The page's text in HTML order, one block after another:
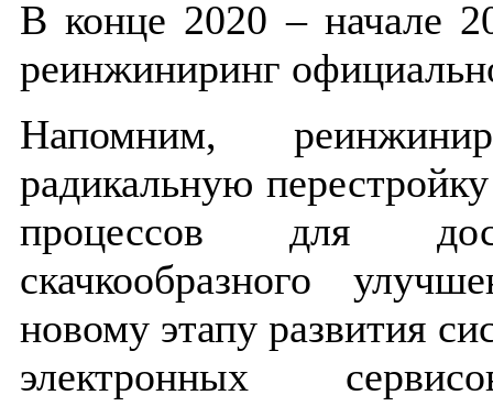
В конце 2020 – начале
реинжиниринг
Напомним,
радикальную
процессов для
скачкообразного
новому этапу развития
электронных